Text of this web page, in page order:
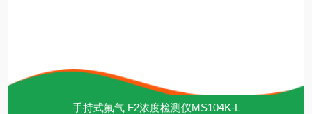
手持式氟气 F2浓度检测仪MS104K-L